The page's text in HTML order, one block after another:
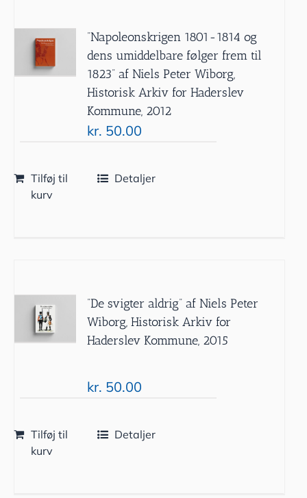
”Napoleonskrigen 1801-1814 og
dens umiddelbare følger frem til
1823” af Niels Peter Wiborg,
Historisk Arkiv for Haderslev
Kommune, 2012
kr. 50.00
Tilføj til
kurv
Detaljer
”De svigter aldrig” af Niels Peter
Wiborg, Historisk Arkiv for
Haderslev Kommune, 2015
kr. 50.00
Tilføj til
kurv
Detaljer